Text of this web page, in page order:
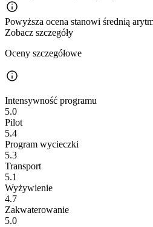
Powyższa ocena stanowi średnią
Zobacz szczegóły
Oceny szczegółowe
Intensywność programu
5.0
Pilot
5.4
Program wycieczki
5.3
Transport
5.1
Wyżywienie
4.7
Zakwaterowanie
5.0